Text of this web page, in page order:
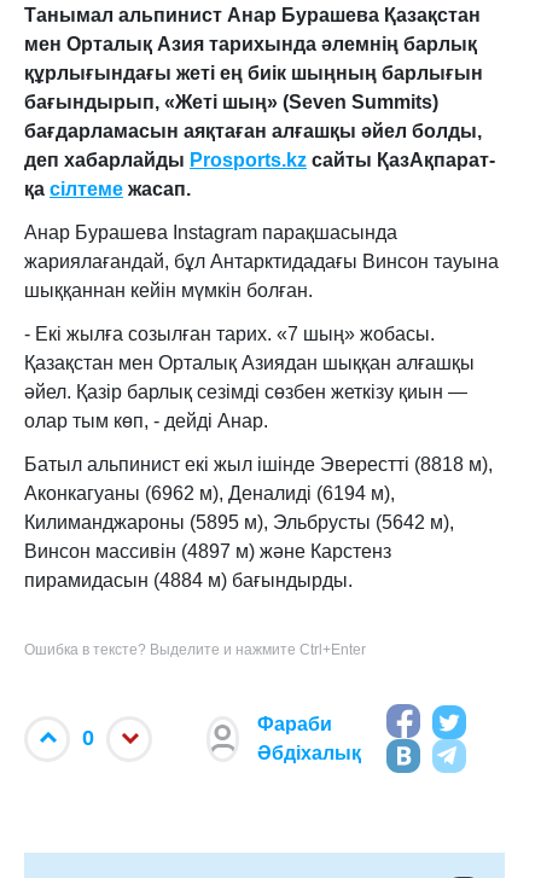
Танымал альпинист Анар Бурашева Қазақстан
мен Орталық Азия тарихында әлемнің барлық
құрлығындағы жеті ең биік шыңның барлығын
бағындырып, «Жеті шың» (Seven Summits)
бағдарламасын аяқтаған алғашқы әйел болды,
деп хабарлайды Prosports.kz сайты ҚазАқпарат-
қа сілтеме жасап.
Анар Бурашева Instagram парақшасында
жариялағандай, бұл Антарктидадағы Винсон тауына
шыққаннан кейін мүмкін болған.
- Екі жылға созылған тарих. «7 шың» жобасы.
Қазақстан мен Орталық Азиядан шыққан алғашқы
әйел. Қазір барлық сезімді сөзбен жеткізу қиын —
олар тым көп, - дейді Анар.
Батыл альпинист екі жыл ішінде Эверестті (8818 м),
Аконкагуаны (6962 м), Деналиді (6194 м),
Килиманджароны (5895 м), Эльбрусты (5642 м),
Винсон массивін (4897 м) және Карстенз
пирамидасын (4884 м) бағындырды.
Ошибка в тексте? Выделите и нажмите Ctrl+Enter
0
Фараби
Әбдіхалық